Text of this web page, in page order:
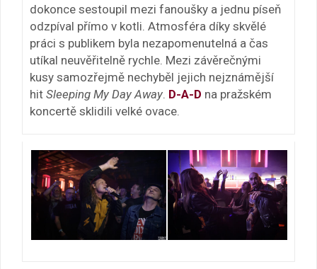
dokonce sestoupil mezi fanoušky a jednu píseň
odzpíval přímo v kotli. Atmosféra díky skvělé
práci s publikem byla nezapomenutelná a čas
utíkal neuvěřitelně rychle. Mezi závěrečnými
kusy samozřejmě nechyběl jejich nejznámější
hit Sleeping My Day Away D-A-D na pražském
koncertě sklidili velké ovace.